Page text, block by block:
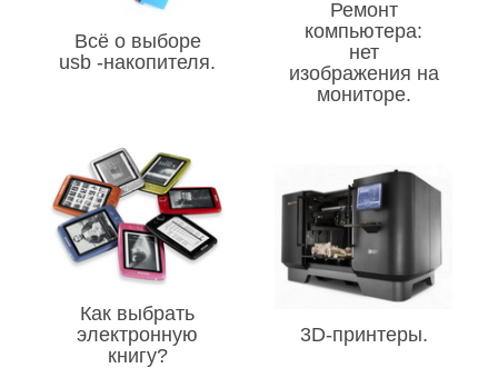
Всё о выборе
usb -накопителя.
Ремонт
компьютера:
нет
изображения на
мониторе.
Как выбрать
электронную
книгу?
3D-принтеры.